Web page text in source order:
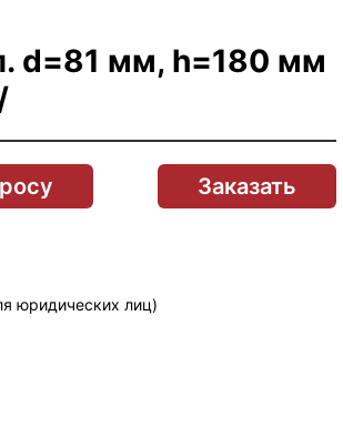
d=81 мм, h=180 мм
Заказать
юридических лиц)